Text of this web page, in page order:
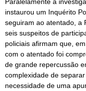
instaurou um Inquérito
seguiram ao atentado, a
seis suspeitos de
policiais afirmam que,
com o atentado foi
de grande repercussão
complexidade de
necessidade de uma